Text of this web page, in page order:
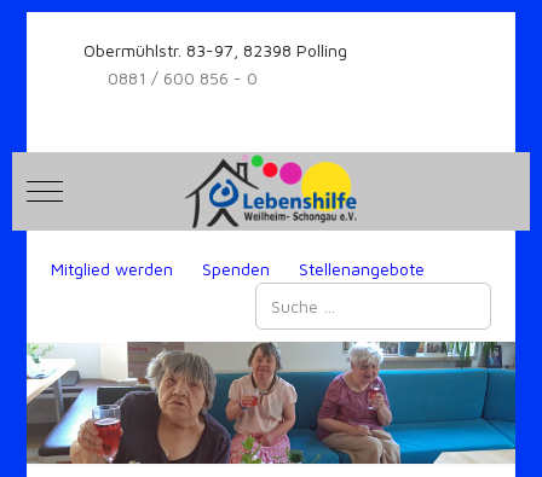
Obermühlstr. 83-97, 82398 Polling
0881 / 600 856 - 0
Mobile Menu Toggle
Mitglied werden Spenden
Stellenangebote